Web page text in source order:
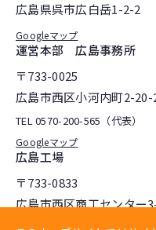
広島県呉市広白岳1-2-2
Googleマップ
運営本部 広島事務所
〒733-0025
広島市西区小河内町2-20-
TEL0570-200-565（代表）
Googleマップ
広島工場
〒733-0833
広島市西区商工センター